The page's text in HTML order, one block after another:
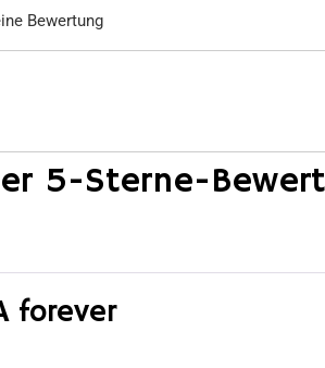
Bewertung
5-Sterne-
forever